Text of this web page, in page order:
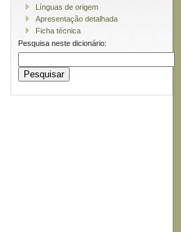
Línguas de origem
Apresentação detalhada
Ficha técnica
Pesquisa neste dicionário: